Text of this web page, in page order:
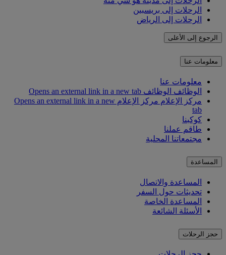
الرحلات إلى بريسبين
الرحلات إلى الرياض
الرجوع إلى الأعلى
معلومات عنا
معلومات عنا
الوظائف الوظائف Opens an external link in a new tab
مركز الإعلام
مركز الإعلام Opens an external link in a new
tab
كوكبنا
طاقم عملنا
مجتمعاتنا المحلية
المساعدة
المساعدة والاتصال
تحديثات حول السفر
المساعدة الخاصة
الأسئلة الشائعة
حجز الرحلات